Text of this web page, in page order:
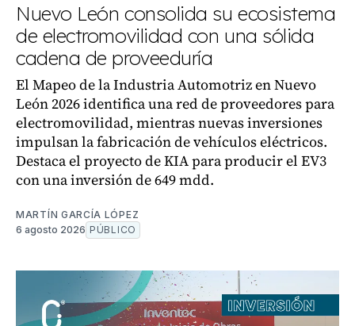
Nuevo León consolida su ecosistema
de electromovilidad con una sólida
cadena de proveeduría
El Mapeo de la Industria Automotriz en Nuevo
León 2026 identifica una red de proveedores para
electromovilidad, mientras nuevas inversiones
impulsan la fabricación de vehículos eléctricos.
Destaca el proyecto de KIA para producir el EV3
con una inversión de 649 mdd.
MARTÍN GARCÍA LÓPEZ
6 agosto 2026 PÚBLICO